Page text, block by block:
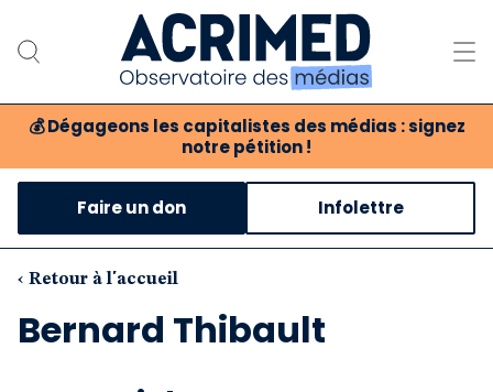
💰 Dégageons les capitalistes des médias : signez
notre pétition !
Notre association
Notre critique des médias
Nos propositions
Notre revue
Faire un don Infolettre
‹ Retour à l'accueil
Bernard Thibault